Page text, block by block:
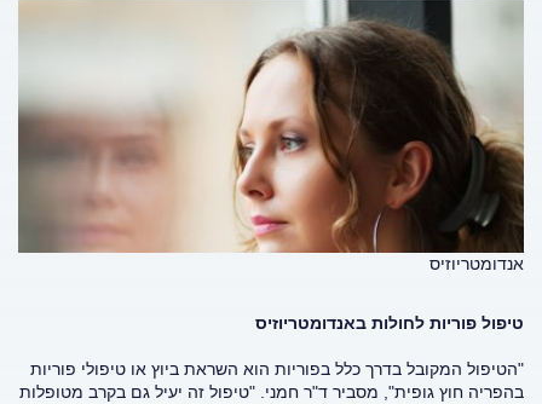
אנדומטריוזיס
טיפול פוריות לחולות באנדומטריוזיס
"הטיפול המקובל בדרך כלל בפוריות הוא השראת ביוץ או טיפולי פוריות
בהפריה חוץ גופית", מסביר ד"ר חמני. "טיפול זה יעיל גם בקרב מטופלות